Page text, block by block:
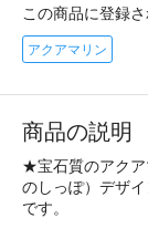
この商品に登録
アクアマリン
商品の説明
★宝石質のアクア
のしっぽ）デザ
です。